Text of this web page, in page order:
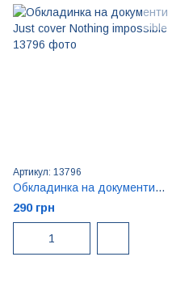
Артикул: 13796
Обкладинка на документи Just cover Nothing impossible
290 грн